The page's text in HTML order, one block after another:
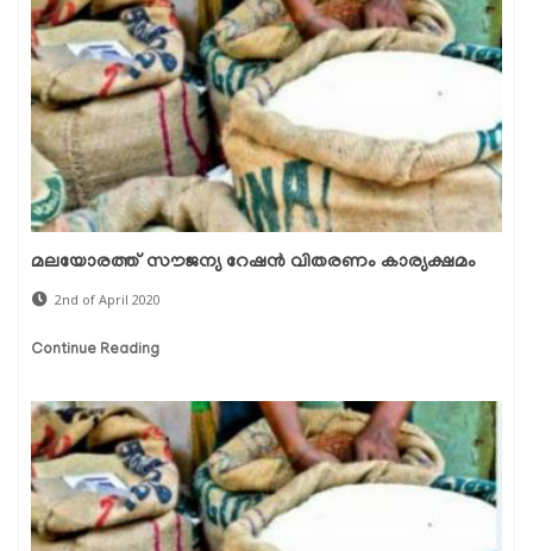
മലയോരത്ത് സൗജന്യ റേഷന്‍ വിതരണം കാര്യക്ഷമം
2nd of April 2020
Continue Reading